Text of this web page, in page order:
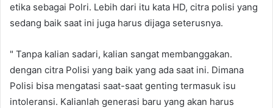
etika sebagai Polri. Lebih dari itu kata HD, citra polisi yang
sedang baik saat ini juga harus dijaga seterusnya.
" Tanpa kalian sadari, kalian sangat membanggakan.
dengan citra Polisi yang baik yang ada saat ini. Dimana
Polisi bisa mengatasi saat-saat genting termasuk isu
intoleransi. Kalianlah generasi baru yang akan harus